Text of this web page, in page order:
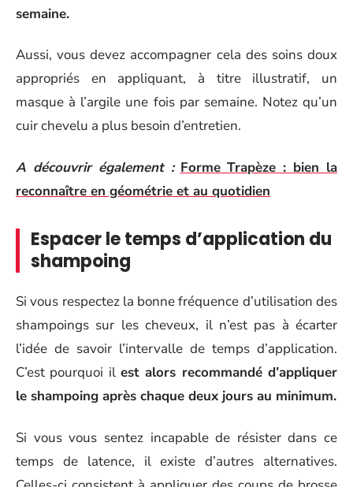
semaine.
Aussi, vous devez accompagner cela des soins doux
appropriés en appliquant, à titre illustratif, un
masque à l’argile une fois par semaine. Notez qu’un
cuir chevelu a plus besoin d’entretien.
A découvrir également : Forme Trapèze : bien la
reconnaître en géométrie et au quotidien
Espacer le temps d’application du
shampoing
Si vous respectez la bonne fréquence d’utilisation des
shampoings sur les cheveux, il n’est pas à écarter
l’idée de savoir l’intervalle de temps d’application.
C’est pourquoi il est alors recommandé d’appliquer
le shampoing après chaque deux jours au minimum.
Si vous vous sentez incapable de résister dans ce
temps de latence, il existe d’autres alternatives.